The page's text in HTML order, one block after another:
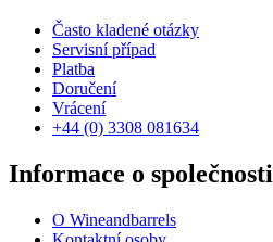
Často kladené otázky
Servisní případ
Platba
Doručení
Vrácení
+44 (0) 3308 081634
Informace o společnosti
O Wineandbarrels